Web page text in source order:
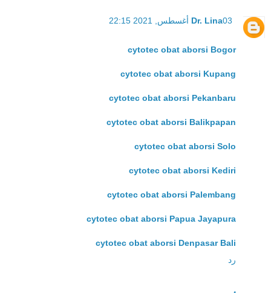
Dr. Lina03 أغسطس, 2021 22:15
cytotec obat aborsi Bogor
cytotec obat aborsi Kupang
cytotec obat aborsi Pekanbaru
cytotec obat aborsi Balikpapan
cytotec obat aborsi Solo
cytotec obat aborsi Kediri
cytotec obat aborsi Palembang
cytotec obat aborsi Papua Jayapura
cytotec obat aborsi Denpasar Bali
رد